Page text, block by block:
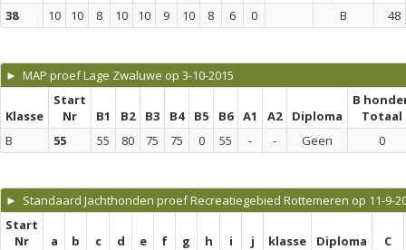
38
10 10 8 10 10 9 10 8 6 0 B 48
► MAP proef Lage Zwaluwe op 3-10-2015
Klasse
Start
Nr
B1 B2 B3 B4 B5 B6 A1 A2 Diploma
B
Totaal
B
55 55 80 75 75 0 55 - - Geen 0
► Standaard Jachthonden proef Recreatiegebied Rottemeren op 11-9-
Start
Nr
a b c d e f g h i j klasse Diploma
C